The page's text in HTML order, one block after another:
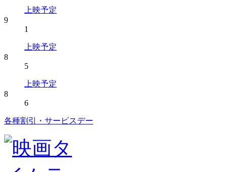
上映予定
9
1
上映予定
8
5
上映予定
8
6
各種割引・サービスデー